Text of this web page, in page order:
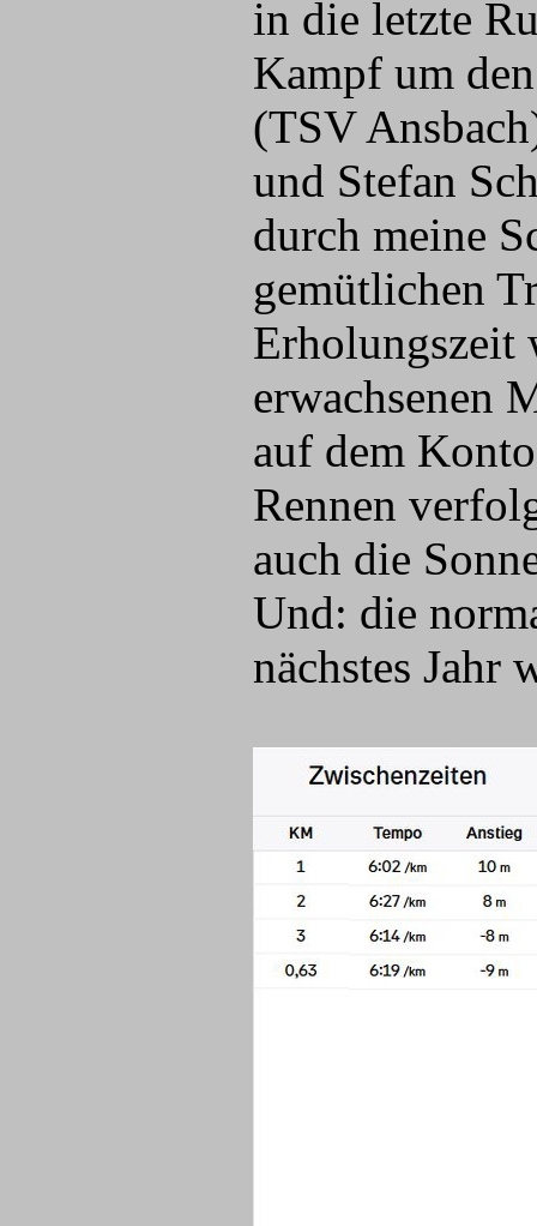
in die letzte
Kampf um
(TSV
und Stefan
durch meine
gemütlichen
Erholungszeit
erwachsenen
auf dem
Rennen
auch die
Und: die
nächstes Jahr